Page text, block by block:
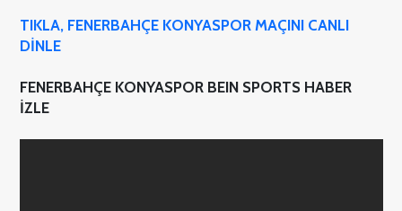
TIKLA, FENERBAHÇE KONYASPOR MAÇINI CANLI
DİNLE
FENERBAHÇE KONYASPOR BEIN SPORTS HABER
İZLE